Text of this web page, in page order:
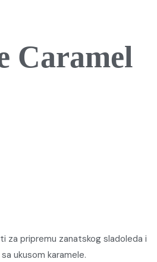
Caramel
za pripremu zanatskog sladoleda i
ukusom karamele.